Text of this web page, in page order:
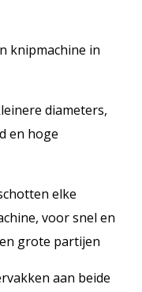
knipmachine in
diameters,
en hoge
elke
voor snel en
grote partijen
aan beide